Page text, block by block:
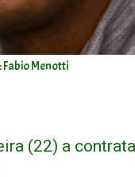
Fabio Menotti
(22) a